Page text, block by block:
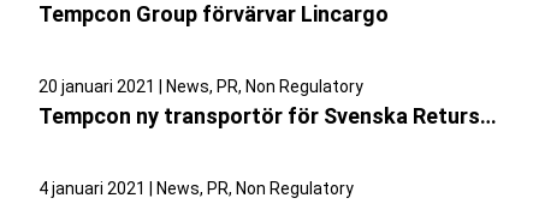
​Tempcon Group förvärvar Lincargo
20 januari 2021 | News, PR, Non Regulatory
Tempcon ny transportör för Svenska Retursystem i region syd
4 januari 2021 | News, PR, Non Regulatory